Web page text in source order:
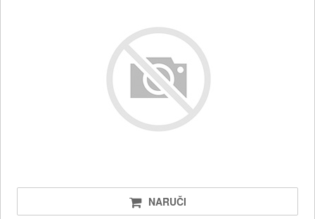
NARUČI